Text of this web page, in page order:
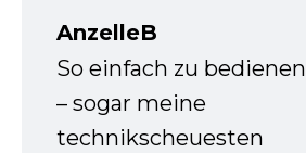
AnzelleB
So einfach zu bedienen
– sogar meine
technikscheuesten